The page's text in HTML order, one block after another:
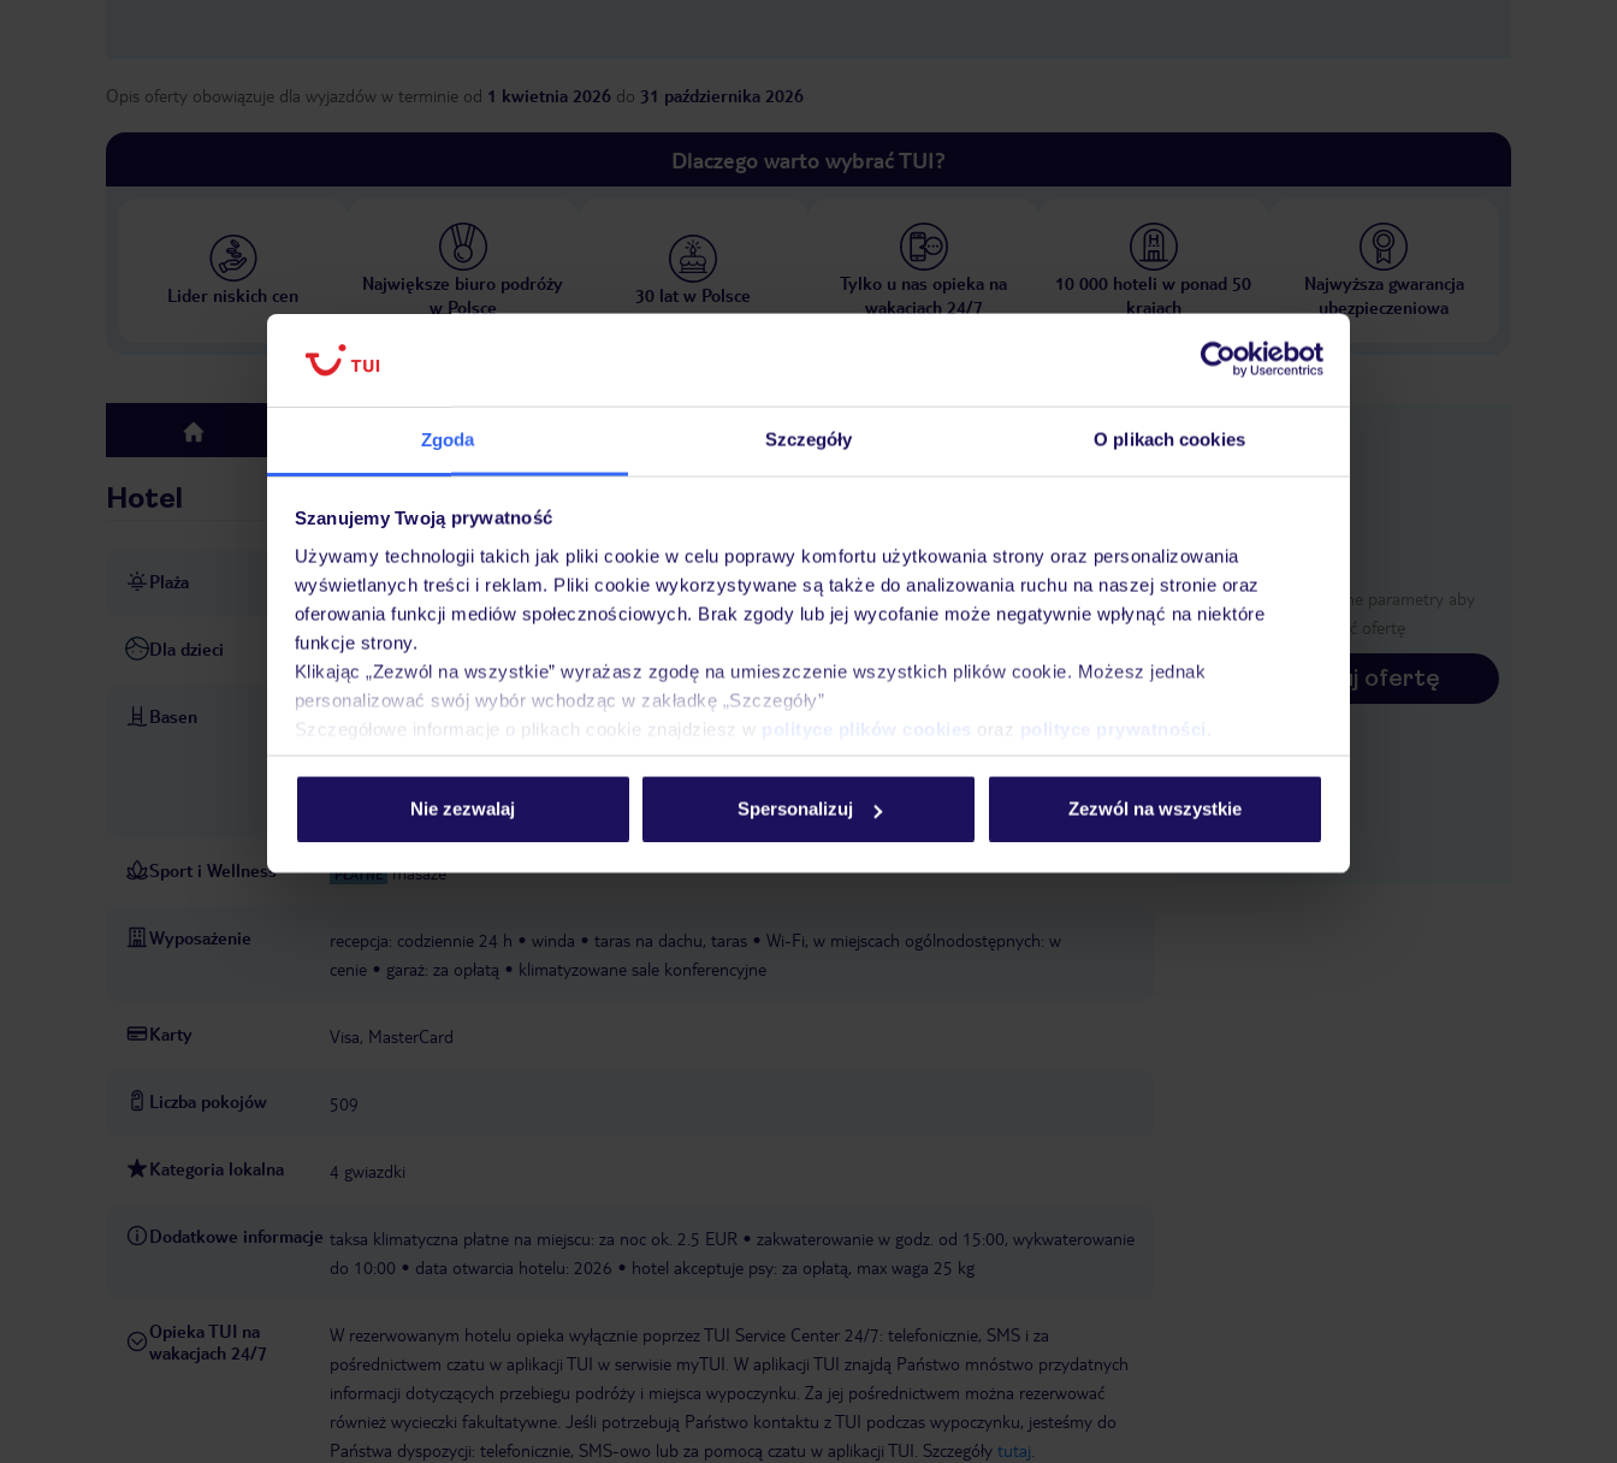
Zgoda Szczegóły O plikach cookies
Szanujemy Twoją prywatność
Używamy technologii takich jak pliki cookie w celu poprawy komfortu użytkowania strony oraz personalizowania
wyświetlanych treści i reklam. Pliki cookie wykorzystywane są także do analizowania ruchu na naszej stronie oraz
oferowania funkcji mediów społecznościowych. Brak zgody lub jej wycofanie może negatywnie wpłynąć na niektóre
funkcje strony.
Klikając „Zezwól na wszystkie” wyrażasz zgodę na umieszczenie wszystkich plików cookie. Możesz jednak
personalizować swój wybór wchodząc w zakładkę „Szczegóły”
Szczegółowe informacje o plikach cookie znajdziesz w polityce plików cookies oraz polityce prywatności
Nie zezwalaj Spersonalizuj Zezwól na wszystkie
Opis oferty obowiązuje dla wyjazdów w terminie od 1 kwietnia 2026 do 31 października 2026
Dlaczego warto wybrać TUI?
Lider niskich cen
Największe biuro podróży
w Polsce
30 lat w Polsce
Tylko u nas opieka na
wakacjach 24/7
10 000 hoteli w ponad 50
krajach
Najwyższa gwarancja
ubezpieczeniowa
top Wyżywienie Ważne informacje
Hotel
Plaża bezpośrednio przy plaży publiczna żwirowa leżaki w cenie parasole w cenie
Dla dzieci pokój gier i zabaw: od 3 do 7 lat
Basen baseny: 2
baseny tylko dla dorosłych „Alba signature pool“: od 18 lat, czerwiec - wrzesień; w zależności od
lat, czerwiec - wrzesień; w zależności od warunków pogodowych, w cenie, zewnętrzny, ze słodką wodą
leżaki:
w cenie, parasole: w cenie
Sport i Wellness PŁATNE masaże
Wyposażenie recepcja: codziennie 24 h winda taras na dachu, taras
Wi-Fi, w miejscach ogólnodostępnych: w
cenie
garaż: za opłatą klimatyzowane sale konferencyjne
Karty Visa, MasterCard
Liczba pokojów 509
Kategoria lokalna 4 gwiazdki
Dodatkowe informacje taksa klimatyczna płatne na miejscu: za noc ok. 2.5 EUR
zakwaterowanie w godz. od 15:00, wykwaterowanie
do 10:00
data otwarcia hotelu: 2026 hotel akceptuje psy: za opłatą, max waga 25 kg
Opieka TUI na
wakacjach 24/7
W rezerwowanym hotelu opieka wyłącznie poprzez TUI Service Center 24/7: telefonicznie, SMS i za
pośrednictwem czatu w aplikacji TUI w serwisie myTUI. W aplikacji TUI znajdą Państwo mnóstwo przydatnych
informacji dotyczących przebiegu podróży i miejsca wypoczynku. Za jej pośrednictwem można rezerwować
również wycieczki fakultatywne. Jeśli potrzebują Państwo kontaktu z TUI podczas wypoczynku, jesteśmy do
Państwa dyspozycji: telefonicznie, SMS-owo lub za pomocą czatu w aplikacji TUI. Szczegóły tutaj
Określ poszczególne parametry aby
wyświetlić ofertę
Konfiguruj ofertę